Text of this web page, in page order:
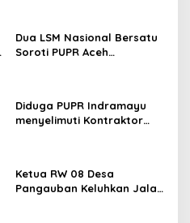
Dua LSM Nasional Bersatu
Soroti PUPR Aceh
Anggaran Rp106 Miliar
Diduga PUPR Indramayu
menyelimuti Kontraktor
Ketua RW 08 Desa
Pangauban Keluhkan Jalan